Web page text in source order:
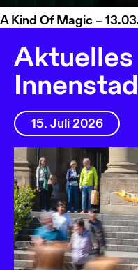
A Kind Of Magic –
Aktuelles
15. Juli 2026